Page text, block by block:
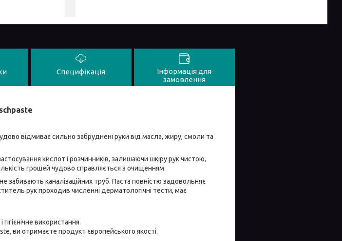
Специфікація
Інформація для
замовлення
відмиває сильно забруднені руки від масла, жиру, смоли та
кислот і розчинників, залишаючи шкіру рук чистою,
грошей чудово справляється з очищенням.
забивають каналізаційних труб. Паста повністю задовольняє
рук проходив численні дерматологічні тести, має
використання.
ви отримаєте продукт європейського якості.